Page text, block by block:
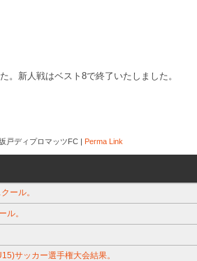
。新人戦はベスト8で終了いたしました。
戸ディプロマッツFC | Perma Link
ール。
ル。
サッカー選手権大会結果。